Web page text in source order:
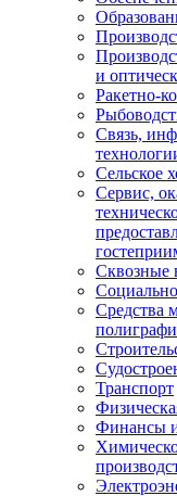
и
Ракетно-
Связь,
Сельское
Сервис,
Сквозные
Средства
Транспорт
Финансы